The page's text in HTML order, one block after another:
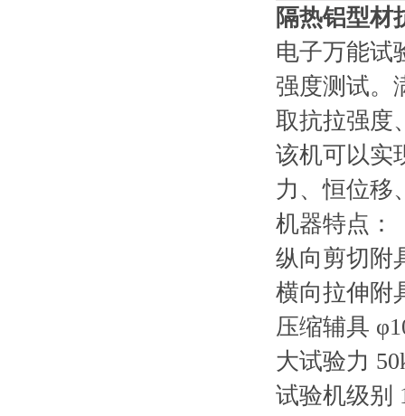
隔热铝型材
电子万能试
强度测试。
取抗拉强度
该机可以实
力、恒位移
机器特点：
纵向剪切附
横向拉伸附
压缩辅具
大试验力
试验机级别